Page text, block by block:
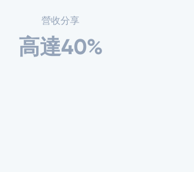
營收分享
高達40%